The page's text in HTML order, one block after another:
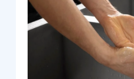
Пробки
Карта Караганды
Организации
Мой участковый
Перекрытие дорог